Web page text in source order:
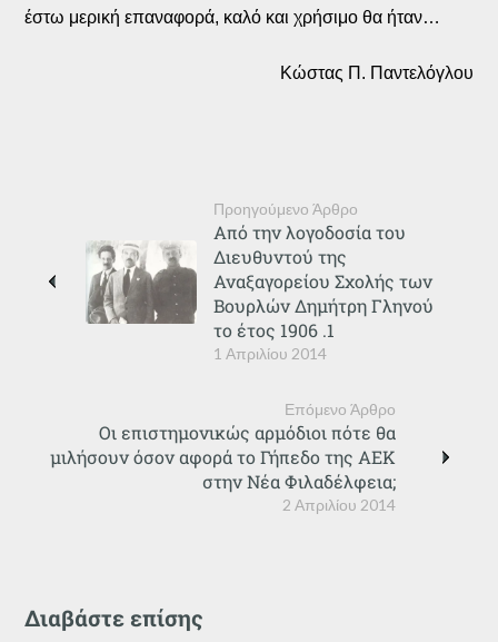
έστω μερική επαναφορά, καλό και χρήσιμο θα ήταν…
Κώστας Π. Παντελόγλου
Προηγούμενο Άρθρο
1 Απριλίου 2014
Από την λογοδοσία του
Διευθυντού της
Αναξαγορείου Σχολής των
Βουρλών Δημήτρη Γληνού
το έτος 1906 .1
Επόμενο Άρθρο
2 Απριλίου 2014
Οι επιστημονικώς αρμόδιοι πότε θα
μιλήσουν όσον αφορά το Γήπεδο της ΑΕΚ
στην Νέα Φιλαδέλφεια;
Διαβάστε επίσης